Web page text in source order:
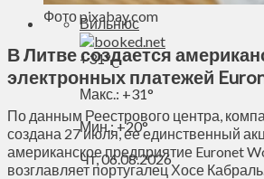
Вильнюс
+31°C
Макс.: +31°
Мин.:+20°
Чт, 06.08.2026
Фото pixabay.com
В Литве создается
электронных платежей
По данным Реестрового центра,
создана 27 июля, ее единственный
американское предприятие Euronet
возглавляет португалец Хосе